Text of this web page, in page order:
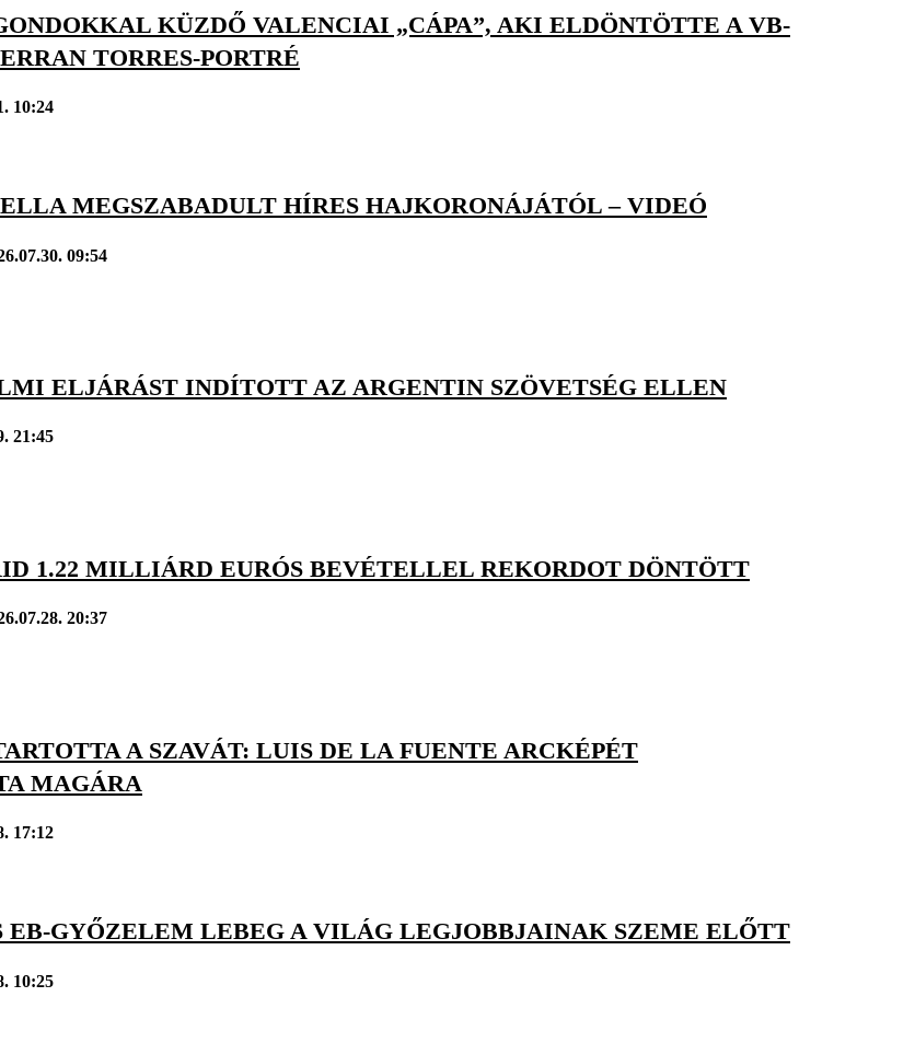
KÜZDŐ VALENCIAI „CÁPA”, AKI ELDÖNTÖTTE A VB-
TORRES-PORTRÉ
10:24
MEGSZABADULT HÍRES HAJKORONÁJÁTÓL – VIDEÓ
09:54
ELJÁRÁST INDÍTOTT AZ ARGENTIN SZÖVETSÉG ELLEN
21:45
1.22 MILLIÁRD EURÓS BEVÉTELLEL REKORDOT DÖNTÖTT
20:37
A SZAVÁT: LUIS DE LA FUENTE ARCKÉPÉT
MAGÁRA
17:12
EB-GYŐZELEM LEBEG A VILÁG LEGJOBBJAINAK SZEME ELŐTT
10:25